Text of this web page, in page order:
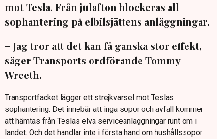
mot Tesla. Från julafton blockeras all
sophantering på elbilsjättens anläggningar.
– Jag tror att det kan få ganska stor effekt,
säger Transports ordförande Tommy
Wreeth.
Transportfacket lägger ett strejkvarsel mot Teslas
sophantering. Det innebär att inga sopor och avfall kommer
att hämtas från Teslas elva serviceanläggningar runt om i
landet. Och det handlar inte i första hand om hushållssopor